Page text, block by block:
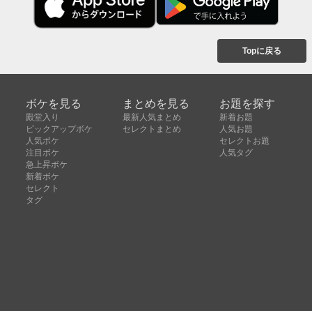
Topに戻る
ボケを見る
殿堂入り
ピックアップボケ
人気ボケ
注目ボケ
急上昇ボケ
新着ボケ
セレクト
タグ
まとめを見る
最新人気まとめ
セレクトまとめ
お題を探す
新着お題
人気お題
セレクトお題
人気タグ